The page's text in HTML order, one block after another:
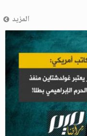
المزيد